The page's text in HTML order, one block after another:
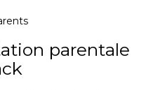
parentale